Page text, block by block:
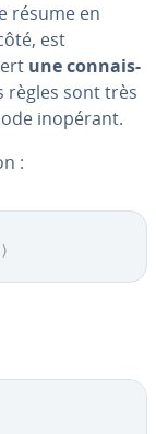
résume en
est
une con­nais­
règles sont très
inopérant.
:
)